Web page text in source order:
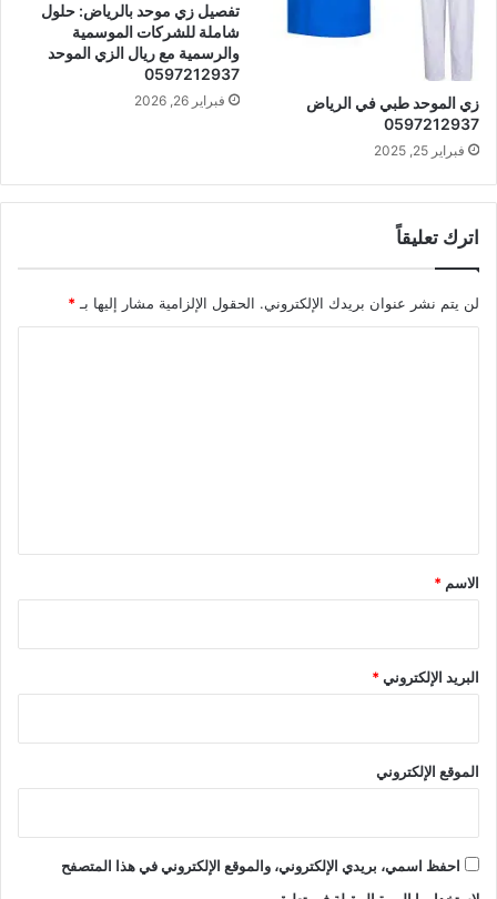
زي الموحد طبي في الرياض
0597212937
فبراير 25, 2025
تفصيل زي موحد بالرياض: حلول
شاملة للشركات الموسمية
والرسمية مع ريال الزي الموحد
0597212937
فبراير 26, 2026
اترك تعليقاً
لن يتم نشر عنوان بريدك الإلكتروني. الحقول الإلزامية مشار إليها بـ *
*
الاسم *
البريد الإلكتروني*
الموقع الإلكتروني
احفظ اسمي، بريدي الإلكتروني، والموقع الإلكتروني في هذا المتصفح